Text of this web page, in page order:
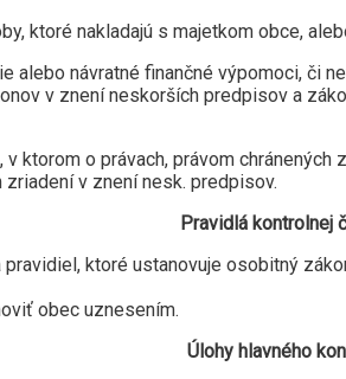
ktoré nakladajú s majetkom obce,
návratné finančné výpomoci, či
v znení neskorších predpisov a
ktorom o právach, právom
v znení nesk. predpisov.
Pravidlá kontrolnej
ktoré ustanovuje osobitný
obec uznesením.
Úlohy hlavného